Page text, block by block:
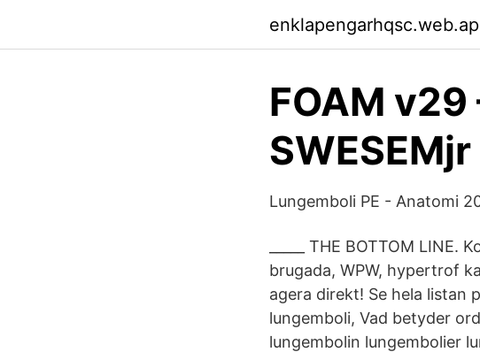
FOAM
SWESEMjr
Lungemboli PE - Anatomi
_____ THE BOTTOM
brugada, WPW, hypertrof
agera direkt! Se hela listan
lungemboli, Vad betyder
lungembolin lungembolier